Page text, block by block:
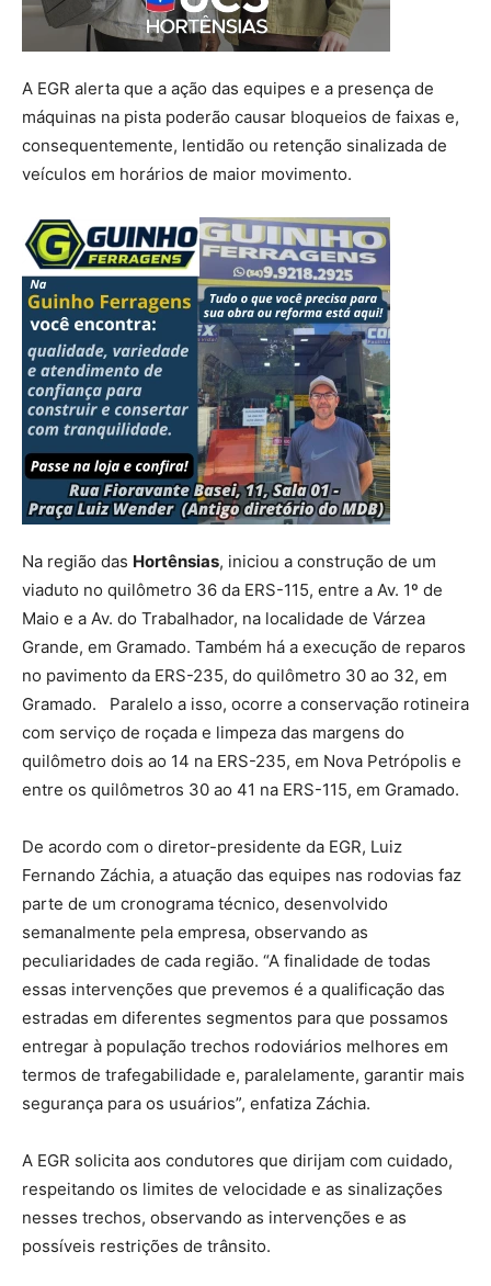
A EGR alerta que a ação das equipes e a presença de
máquinas na pista poderão causar bloqueios de faixas e,
consequentemente, lentidão ou retenção sinalizada de
veículos em horários de maior movimento.
Na região das Hortênsias, iniciou a construção de um
viaduto no quilômetro 36 da ERS-115, entre a Av. 1º de
Maio e a Av. do Trabalhador, na localidade de Várzea
Grande, em Gramado. Também há a execução de reparos
no pavimento da ERS-235, do quilômetro 30 ao 32, em
Gramado. Paralelo a isso, ocorre a conservação rotineira
com serviço de roçada e limpeza das margens do
quilômetro dois ao 14 na ERS-235, em Nova Petrópolis e
entre os quilômetros 30 ao 41 na ERS-115, em Gramado.
De acordo com o diretor-presidente da EGR, Luiz
Fernando Záchia, a atuação das equipes nas rodovias faz
parte de um cronograma técnico, desenvolvido
semanalmente pela empresa, observando as
peculiaridades de cada região. “A finalidade de todas
essas intervenções que prevemos é a qualificação das
estradas em diferentes segmentos para que possamos
entregar à população trechos rodoviários melhores em
termos de trafegabilidade e, paralelamente, garantir mais
segurança para os usuários”, enfatiza Záchia.
A EGR solicita aos condutores que dirijam com cuidado,
respeitando os limites de velocidade e as sinalizações
nesses trechos, observando as intervenções e as
possíveis restrições de trânsito.